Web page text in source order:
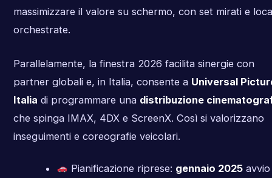
massimizzare il valore su schermo, con set mirati e
orchestrate.
Parallelamente, la finestra 2026 facilita sinergie con
partner globali e, in Italia, consente a Universal
Italia di programmare una distribuzione
che spinga IMAX, 4DX e ScreenX. Così si valorizzano
inseguimenti e coreografie veicolari.
Pianificazione riprese: gennaio 2025avvio